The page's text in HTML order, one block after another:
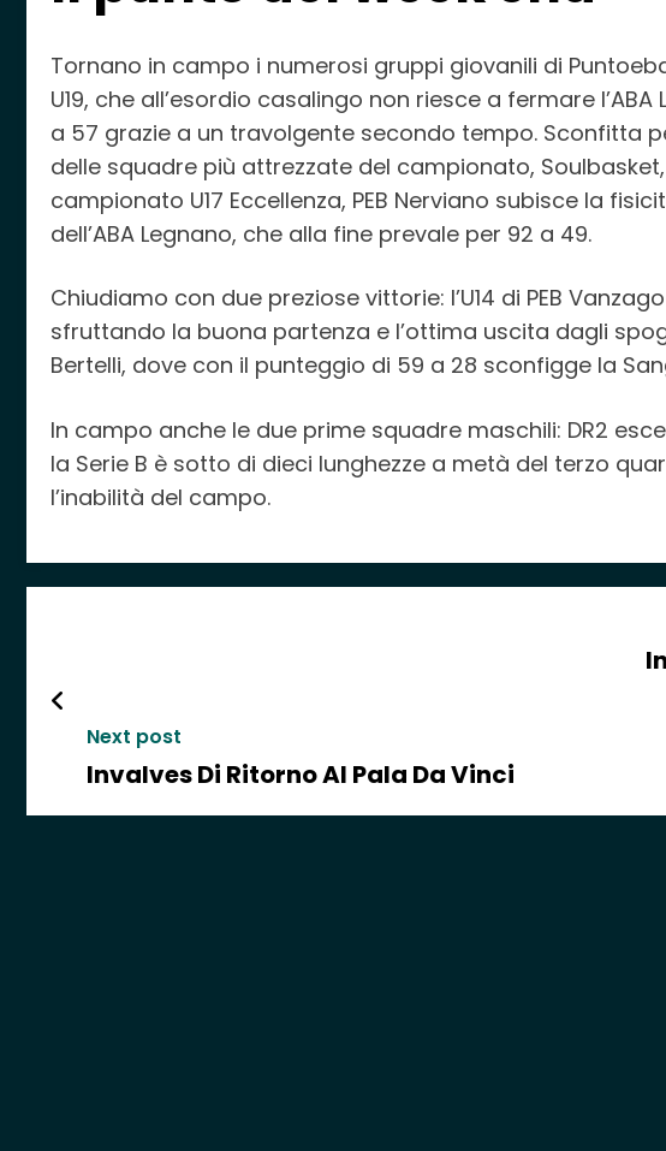
Tornano in campo i numerosi gruppi giovanili di
U19, che all’esordio casalingo non riesce a fermare
a 57 grazie a un travolgente secondo tempo. Sconfitta
delle squadre più attrezzate del campionato,
campionato U17 Eccellenza, PEB Nerviano subisce la
dell’ABA Legnano, che alla fine prevale per 92 a 49.
Chiudiamo con due preziose vittorie: l’U14 di PEB
sfruttando la buona partenza e l’ottima uscita dagli
Bertelli, dove con il punteggio di 59 a 28 sconfigge la
In campo anche le due prime squadre maschili: DR2
la Serie B è sotto di dieci lunghezze a metà del terzo
l’inabilità del campo.
Next post
Invalves Di Ritorno Al Pala Da Vinci